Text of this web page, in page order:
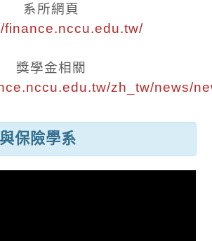
系所網頁
finance.nccu.edu.tw/
獎學金相關
zh_tw/news/
保險學系